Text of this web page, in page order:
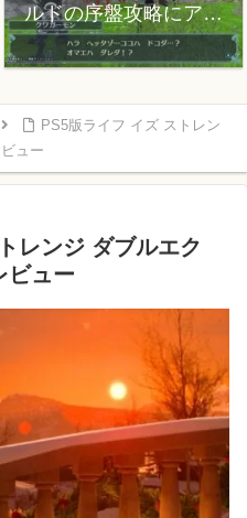
ルドの序盤攻略にアド
バイス
PS5版ライフ イズ ストレン
ュー
レンジ ダブルエク
ビュー